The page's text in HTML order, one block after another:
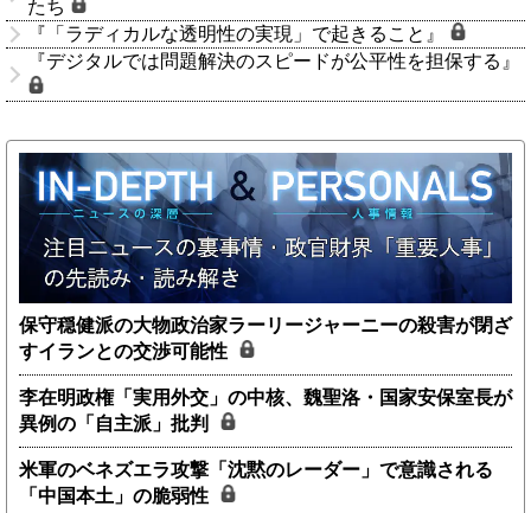
たち
『「ラディカルな透明性の実現」で起きること』
『デジタルでは問題解決のスピードが公平性を担保する』
保守穏健派の大物政治家ラーリージャーニーの殺害が閉ざ
すイランとの交渉可能性
李在明政権「実用外交」の中核、魏聖洛・国家安保室長が
異例の「自主派」批判
米軍のベネズエラ攻撃「沈黙のレーダー」で意識される
「中国本土」の脆弱性